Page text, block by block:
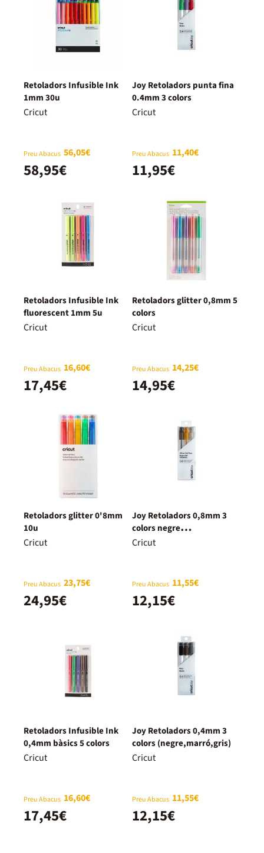
Retoladors Infusible Ink
1mm 30u
Cricut
Preu Abacus 56,05€
58,95€
Joy Retoladors punta fina
0.4mm 3 colors
Cricut
Preu Abacus 11,40€
11,95€
Retoladors Infusible Ink
fluorescent 1mm 5u
Cricut
Preu Abacus 16,60€
17,45€
Retoladors glitter 0,8mm 5
colors
Cricut
Preu Abacus 14,25€
14,95€
Retoladors glitter 0'8mm
10u
Cricut
Preu Abacus 23,75€
24,95€
Joy Retoladors 0,8mm 3
colors negre
glitter/or/plata
Cricut
Preu Abacus 11,55€
12,15€
Retoladors Infusible Ink
0,4mm bàsics 5 colors
Cricut
Preu Abacus 16,60€
17,45€
Joy Retoladors 0,4mm 3
colors (negre,marró,gris)
Cricut
Preu Abacus 11,55€
12,15€